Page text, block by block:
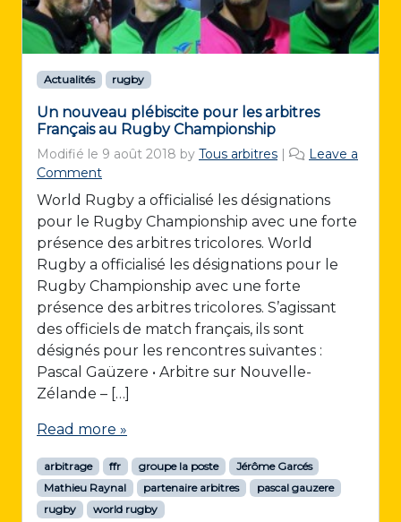
Actualités rugby
Un nouveau plébiscite pour les arbitres
Français au Rugby Championship
Modifié le 9 août 2018 by Tous arbitres |
Leave a
Comment
World Rugby a officialisé les désignations
pour le Rugby Championship avec une forte
présence des arbitres tricolores. World
Rugby a officialisé les désignations pour le
Rugby Championship avec une forte
présence des arbitres tricolores. S’agissant
des officiels de match français, ils sont
désignés pour les rencontres suivantes :
Pascal Gaüzere • Arbitre sur Nouvelle-
Zélande – […]
Read more »
arbitrage ffr groupe la poste
Jérôme Garcés
Mathieu Raynal
partenaire arbitres
pascal gauzere
rugby
world rugby